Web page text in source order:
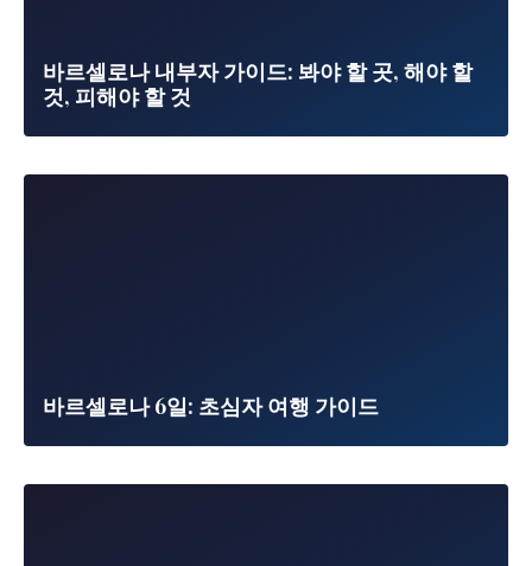
바르셀로나 내부자 가이드: 봐야 할 곳, 해야 할
것, 피해야 할 것
바르셀로나 6일: 초심자 여행 가이드